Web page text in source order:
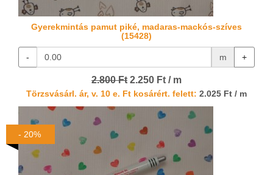
Gyerekmintás pamut piké, madaras-mackós-szíves
(15428)
- m +
2.800 Ft 2.250 Ft / m
Törzsvásárl. ár, v. 10 e. Ft kosárért. felett: 2.025 Ft / m
- 20%